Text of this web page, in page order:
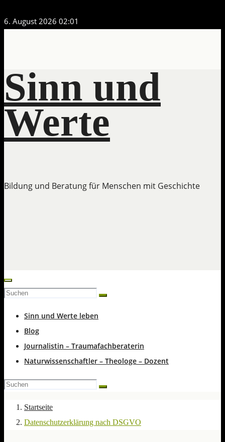
Zum
6. August 2026 02:01
Sinn und
Werte
Bildung und Beratung für Menschen mit Geschichte
Sinn und Werte leben
Blog
Journalistin – Traumafachberaterin
Naturwissenschaftler – Theologe – Dozent
Startseite
Datenschutzerklärung nach DSGVO